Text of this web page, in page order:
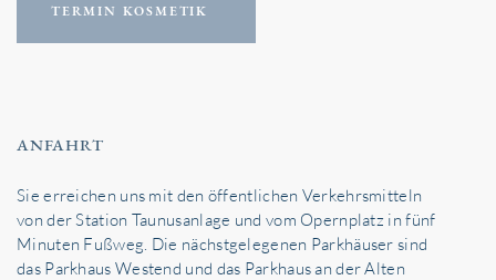
TERMIN KOSMETIK
ANFAHRT
Sie erreichen uns mit den öffentlichen Verkehrsmitteln
von der Station Taunusanlage und vom Opernplatz in fünf
Minuten Fußweg. Die nächstgelegenen Parkhäuser sind
das Parkhaus Westend und das Parkhaus an der Alten